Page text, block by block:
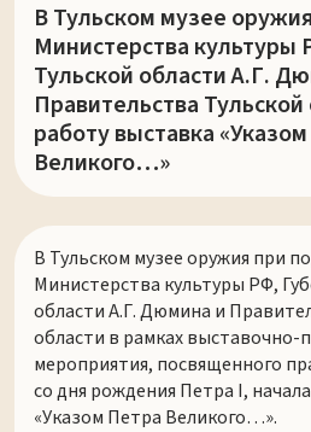
В Тульском музее
Министерства культуры
Тульской области А.Г.
Правительства
работу выставка
Великого…»
В Тульском музее оружия при
Министерства культуры РФ,
области А.Г. Дюмина и
области в рамках выставочно-
мероприятия, посвященного
со дня рождения Петра I,
«Указом Петра Великого…».